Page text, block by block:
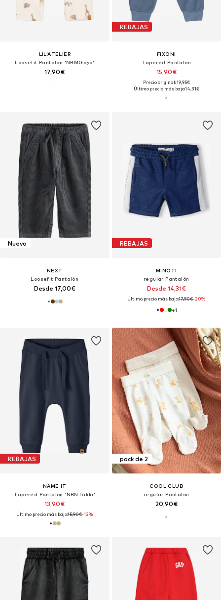
LIL'ATELIER
Loosefit Pantalón 'NBMGayo'
17,90€
REBAJAS
FIXONI
Tapered Pantalón
15,90€
Precio original: 19,95€
Último precio más bajo:14,31€
Nuevo
NEXT
Loosefit Pantalón
Desde 17,00€
REBAJAS
MINOTI
regular Pantalón
Desde 14,31€
Último precio más bajo:17,90€-20%
+1
REBAJAS
NAME IT
Tapered Pantalón 'NBNTakki'
13,90€
Último precio más bajo:15,90€-12%
pack de 2
COOL CLUB
regular Pantalón
20,90€